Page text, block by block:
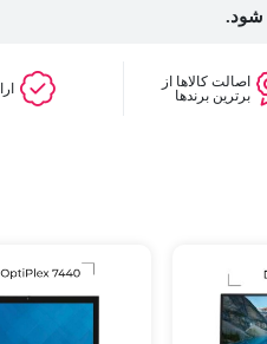
شود.
اصالت کالاها از
برترین برندها